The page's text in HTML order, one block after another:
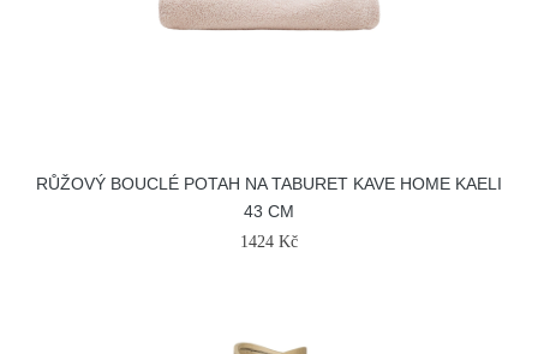
RŮŽOVÝ BOUCLÉ POTAH NA TABURET KAVE HOME KAELI
43 CM
1424 Kč